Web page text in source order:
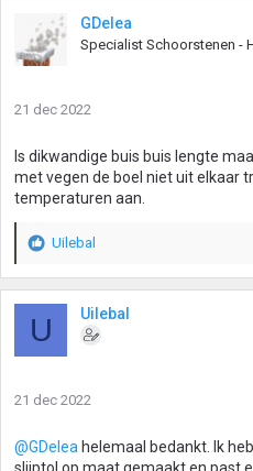
GDelea
Specialist Schoorstenen -
21 dec 2022
Is dikwandige buis buis lengte
met vegen de boel niet uit elkaar
temperaturen aan.
W
a
n
e
Uilebal
U Uilebal
21 dec 2022
@GDelea helemaal bedankt. Ik